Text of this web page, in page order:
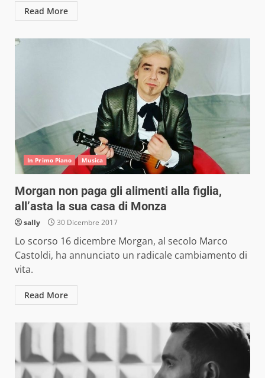
Read More
In Primo Piano Musica
Morgan non paga gli alimenti alla figlia,
all’asta la sua casa di Monza
sally 30 Dicembre 2017
Lo scorso 16 dicembre Morgan, al secolo Marco
Castoldi, ha annunciato un radicale cambiamento di
vita.
Read More